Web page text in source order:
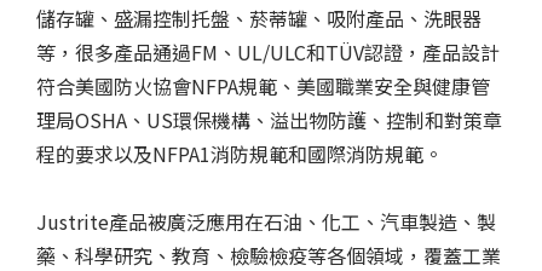
儲存罐、盛漏控制托盤、菸蒂罐、吸附產品、洗眼器
等，很多產品通過FM、UL/ULC和TÜV認證，產品設計
符合美國防火協會NFPA規範、美國職業安全與健康管
理局OSHA、US環保機構、溢出物防護、控制和對策章
程的要求以及NFPA1消防規範和國際消防規範。
Justrite產品被廣泛應用在石油、化工、汽車製造、製
藥、科學研究、教育、檢驗檢疫等各個領域，覆蓋工業